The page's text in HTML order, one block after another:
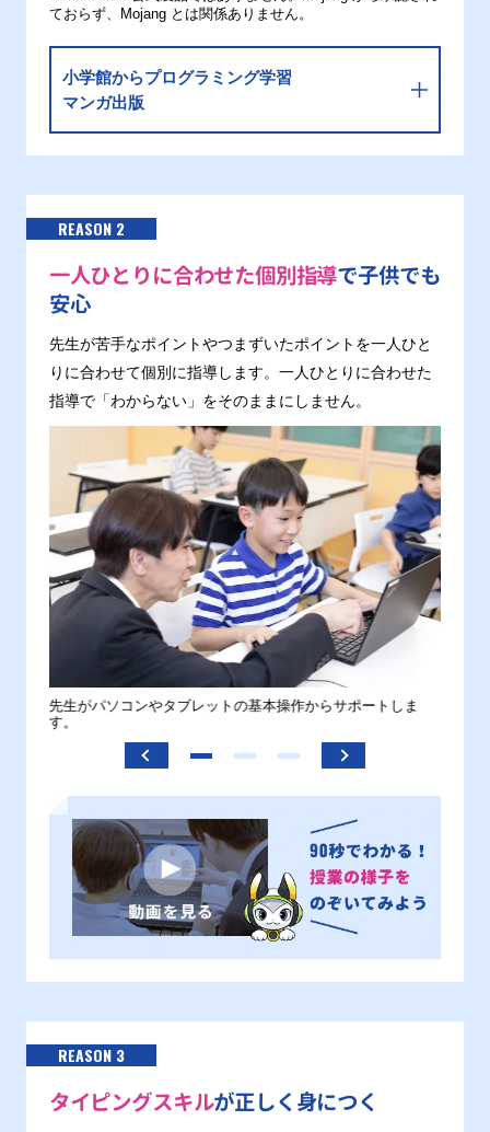
ておらず、Mojang とは関係ありません。
小学館からプログラミング学習
マンガ出版
REASON 2
一人ひとりに合わせた個別指導で子供でも
安心
先生が苦手なポイントやつまずいたポイントを一人ひと
りに合わせて個別に指導します。一人ひとりに合わせた
指導で「わからない」をそのままにしません。
先生がパソコンやタブレットの基本操作からサポートしま
す。
REASON 3
タイピングスキルが正しく身につく